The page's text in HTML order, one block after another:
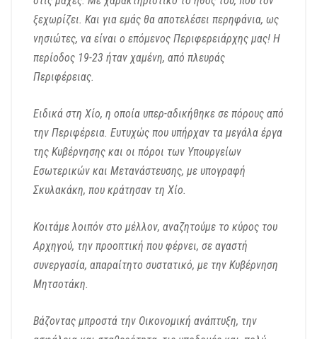
ξεχωρίζει. Και για εμάς θα αποτελέσει περηφάνια, ως
νησιώτες, να είναι ο επόμενος Περιφερειάρχης μας! Η
περίοδος 19-23 ήταν χαμένη, από πλευράς
Περιφέρειας.
Ειδικά στη Χίο, η οποία υπερ-αδικήθηκε σε πόρους από
την Περιφέρεια. Ευτυχώς που υπήρχαν τα μεγάλα έργα
της Κυβέρνησης και οι πόροι των Υπουργείων
Εσωτερικών και Μετανάστευσης, με υπογραφή
Σκυλακάκη, που κράτησαν τη Χίο.
Κοιτάμε λοιπόν στο μέλλον, αναζητούμε το κύρος του
Αρχηγού, την προοπτική που φέρνει, σε αγαστή
συνεργασία, απαραίτητο συστατικό, με την Κυβέρνηση
Μητσοτάκη.
Βάζοντας μπροστά την Οικονομική ανάπτυξη, την